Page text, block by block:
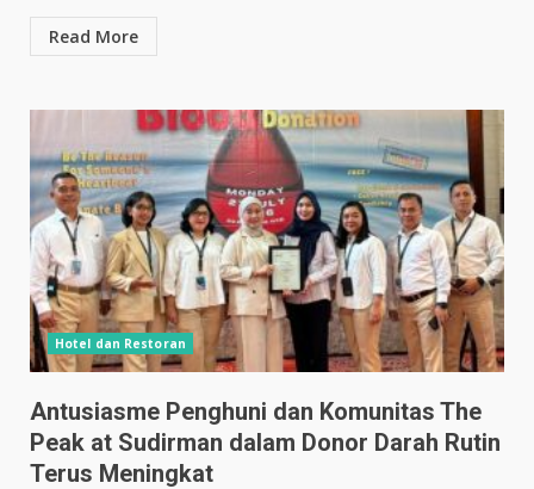
Read More
Hotel dan Restoran
Antusiasme Penghuni dan Komunitas The
Peak at Sudirman dalam Donor Darah Rutin
Terus Meningkat